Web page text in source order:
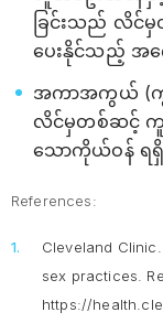
ခြင်းသည် လိင်
ပေးနိုင်သည့် အက
အကာအကွယ် (ကွန်
လိင်မှတစ်ဆင့် ကူး
သောကိုယ်ဝန် ရ
References:
Cleveland
sex practices .
https://